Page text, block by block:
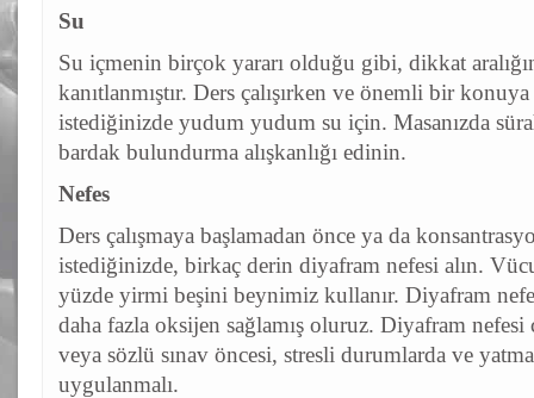
Su
Su içmenin birçok yararı olduğu gibi, dikkat
kanıtlanmıştır. Ders çalışırken ve önemli bir
istediğinizde yudum yudum su için. Masanızda
bardak bulundurma alışkanlığı edinin.
Nefes
Ders çalışmaya başlamadan önce ya da
istediğinizde, birkaç derin diyafram nefesi alın.
yüzde yirmi beşini beynimiz kullanır. Diyafram
daha fazla oksijen sağlamış oluruz. Diyafram nefesi
veya sözlü sınav öncesi, stresli durumlarda ve
uygulanmalı.